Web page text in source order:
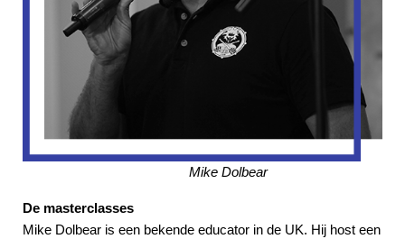
Mike Dolbear
De masterclasses
Mike Dolbear is een bekende educator in de UK. Hij host een